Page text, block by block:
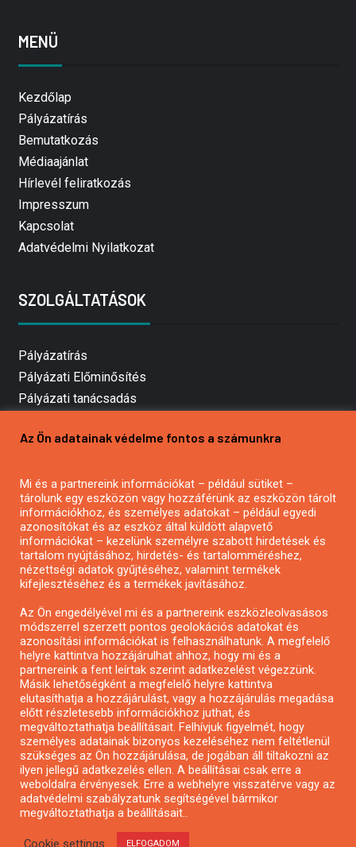
MENÜ
Kezdőlap
Pályázatírás
Bemutatkozás
Médiaajánlat
Hírlevél feliratkozás
Impresszum
Kapcsolat
Adatvédelmi Nyilatkozat
SZOLGÁLTATÁSOK
Pályázatírás
Pályázati Előminősítés
Pályázati tanácsadás
Mezőgazdasági pályázatírás
Pályázatírás civil szervezeteknek
Pályázatírás önkormányzatoknak
Pályázatfigyelés
Specifikus pályázatfigyelés vagy hírlevél
Pályázatok magánszemélyeknek
Pályázatok civil szervezeteknek
Pályázatok vállalkozásoknak
Önkormányzati pályázatok
Mezőgazdasági pályázatok
Falusi turizmus pályázatok
Napelem pályázatok
GINOP pályázatok
Az Ön adatainak védelme fontos a számunkra
Mi és a partnereink információkat – például sütiket –
tárolunk egy eszközön vagy hozzáférünk az eszközön tárolt
információkhoz, és személyes adatokat – például egyedi
azonosítókat és az eszköz által küldött alapvető
információkat – kezelünk személyre szabott hirdetések és
tartalom nyújtásához, hirdetés- és tartalomméréshez,
nézettségi adatok gyűjtéséhez, valamint termékek
kifejlesztéséhez és a termékek javításához.
Az Ön engedélyével mi és a partnereink eszközleolvasásos
módszerrel szerzett pontos geolokációs adatokat és
azonosítási információkat is felhasználhatunk. A megfelelő
helyre kattintva hozzájárulhat ahhoz, hogy mi és a
partnereink a fent leírtak szerint adatkezelést végezzünk.
Másik lehetőségként a megfelelő helyre kattintva
elutasíthatja a hozzájárulást, vagy a hozzájárulás megadása
előtt részletesebb információkhoz juthat, és
megváltoztathatja beállításait. Felhívjuk figyelmét, hogy
személyes adatainak bizonyos kezeléséhez nem feltétlenül
szükséges az Ön hozzájárulása, de jogában áll tiltakozni az
ilyen jellegű adatkezelés ellen. A beállításai csak erre a
weboldalra érvényesek. Erre a webhelyre visszatérve vagy az
adatvédelmi szabályzatunk segítségével bármikor
megváltoztathatja a beállításait..
Cookie settings ELFOGADOM